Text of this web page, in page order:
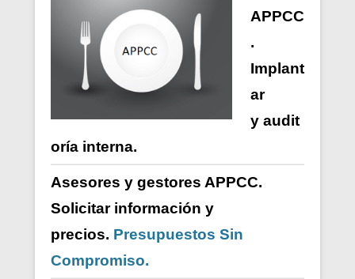
APPCC
.
Implant
ar
y audit
oría interna.
Asesores y gestores APPCC.
Solicitar información y
precios. Presupuestos Sin
Compromiso.